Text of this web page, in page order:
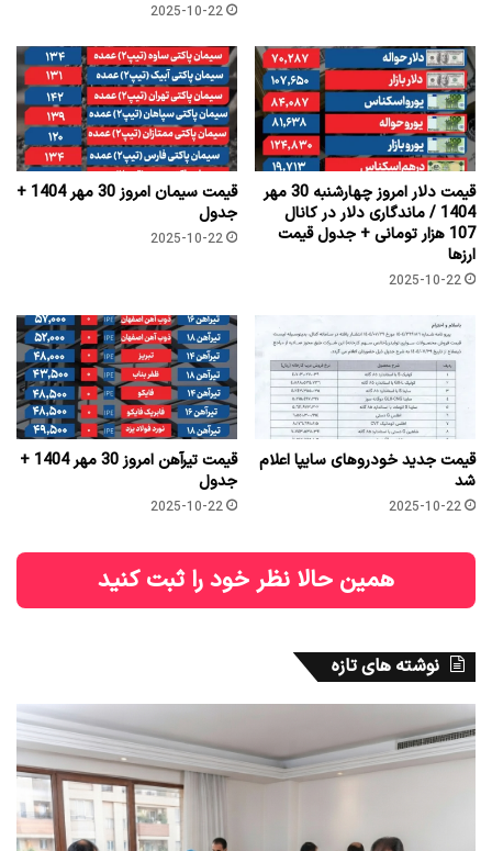
2025-10-22
قیمت دلار امروز چهارشنبه 30 مهر
1404 / ماندگاری دلار در کانال
107 هزار تومانی + جدول قیمت
ارزها
2025-10-22
قیمت سیمان امروز 30 مهر 1404 +
جدول
2025-10-22
قیمت جدید خودروهای سایپا اعلام
شد
2025-10-22
قیمت تیرآهن امروز 30 مهر 1404 +
جدول
2025-10-22
همین حالا نظر خود را ثبت کنید
نوشته های تازه